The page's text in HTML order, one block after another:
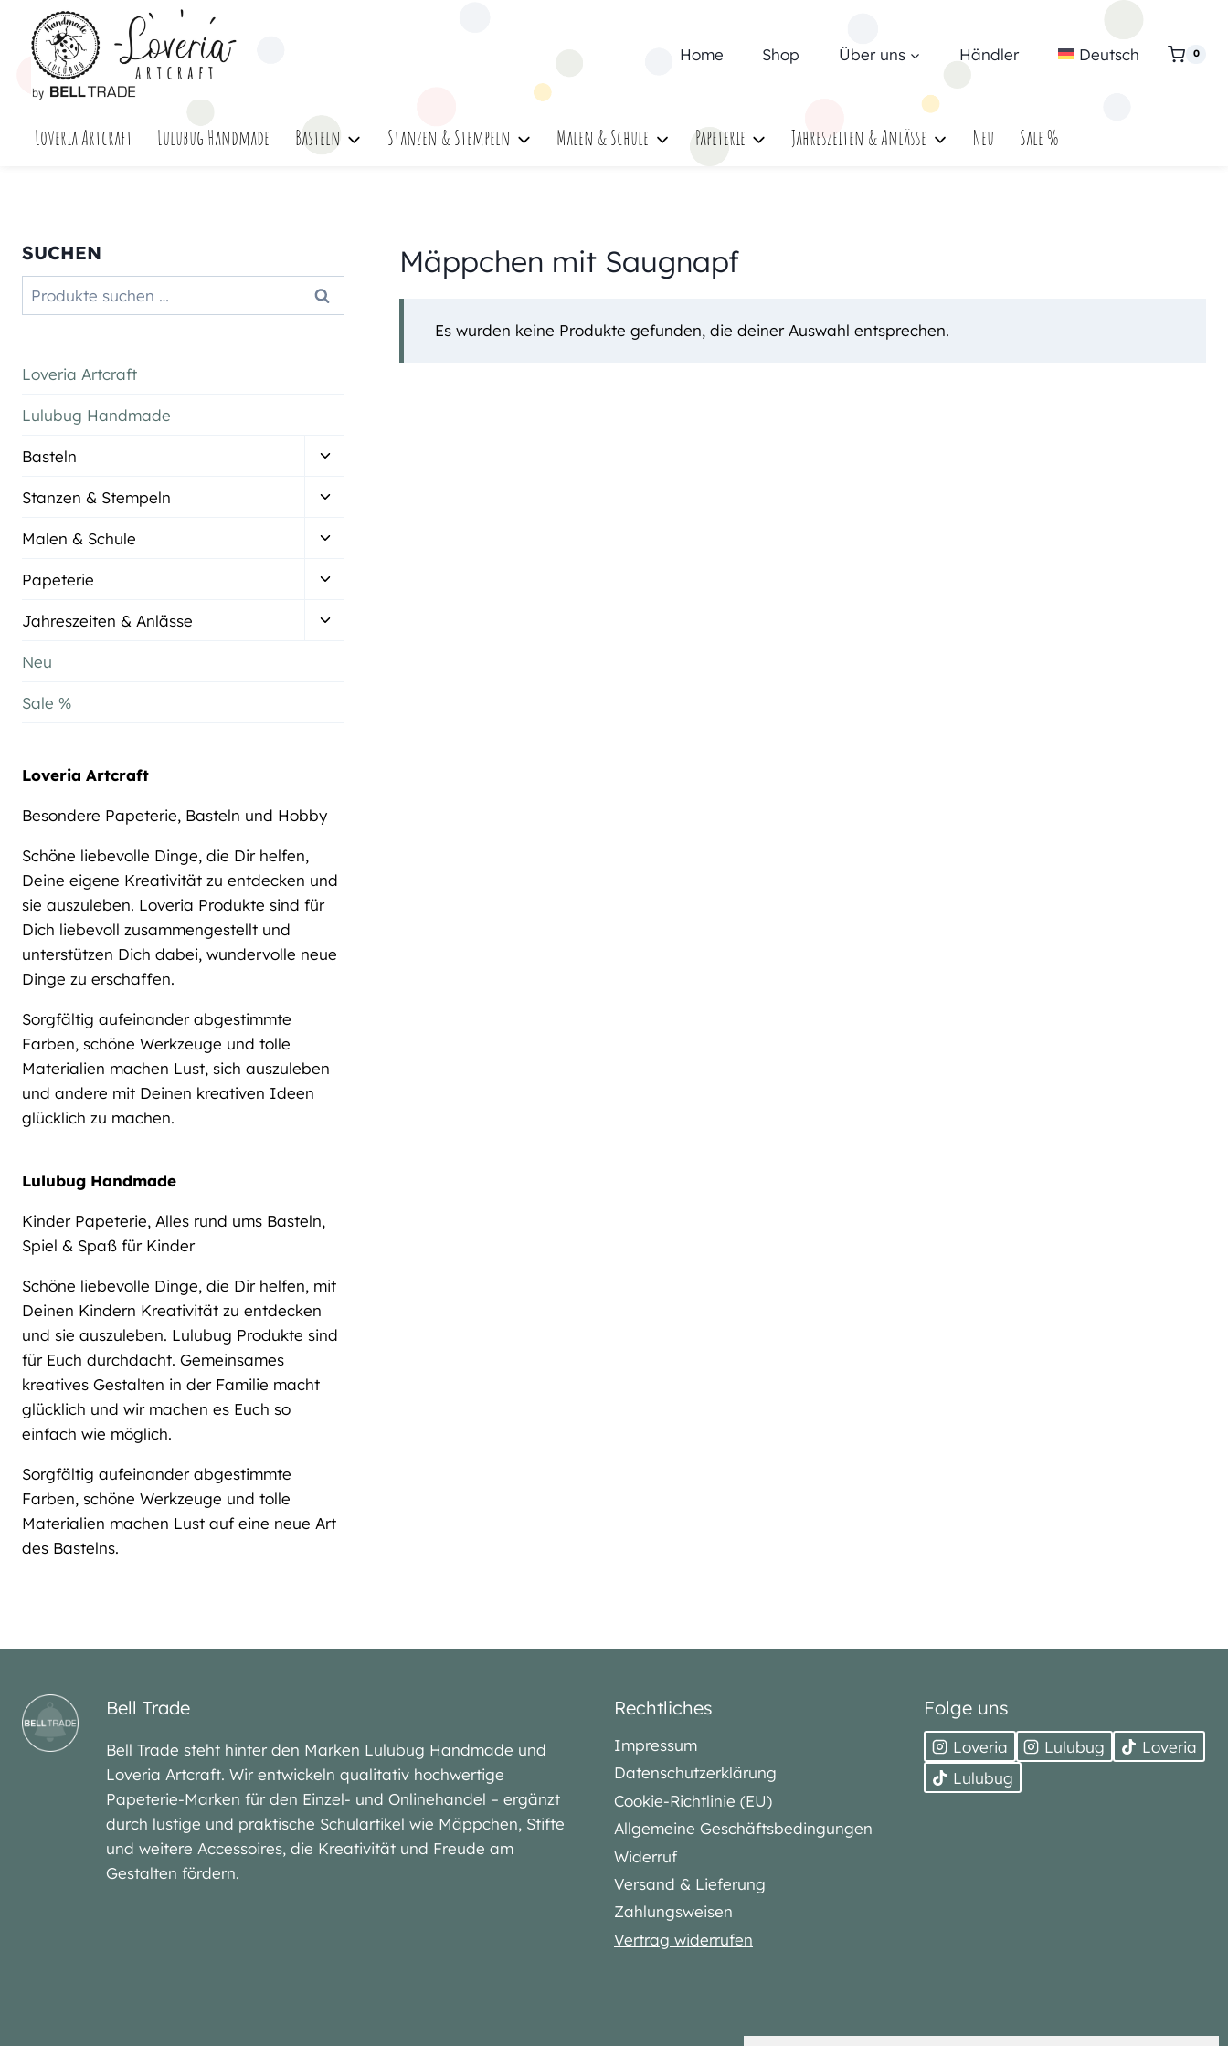
Inhalt
springen
Home Shop Über uns Händler Deutsch 0
Loveria Artcraft Lulubug Handmade Basteln Stanzen & Stempeln Malen & Schule Papeterie Jahreszeiten & Anlässe Neu Sale %
Mäppchen mit Saugnapf
Es wurden keine Produkte gefunden, die deiner Auswahl entsprechen.
SUCHEN
Suchen
nach:
Suchen
Loveria Artcraft
Lulubug Handmade
Basteln
Untermenü
Stanzen & Stempeln
Untermenü
Malen & Schule
Untermenü
Papeterie
Untermenü
Jahreszeiten & Anlässe
Untermenü
Neu
Sale %
Loveria Artcraft
Besondere Papeterie, Basteln und Hobby
Schöne liebevolle Dinge, die Dir helfen,
Deine eigene Kreativität zu entdecken und
sie auszuleben. Loveria Produkte sind für
Dich liebevoll zusammengestellt und
unterstützen Dich dabei, wundervolle neue
Dinge zu erschaffen.
Sorgfältig aufeinander abgestimmte
Farben, schöne Werkzeuge und tolle
Materialien machen Lust, sich auszuleben
und andere mit Deinen kreativen Ideen
glücklich zu machen.
Lulubug Handmade
Kinder Papeterie, Alles rund ums Basteln,
Spiel & Spaß für Kinder
Schöne liebevolle Dinge, die Dir helfen, mit
Deinen Kindern Kreativität zu entdecken
und sie auszuleben. Lulubug Produkte sind
für Euch durchdacht. Gemeinsames
kreatives Gestalten in der Familie macht
glücklich und wir machen es Euch so
einfach wie möglich.
Sorgfältig aufeinander abgestimmte
Farben, schöne Werkzeuge und tolle
Materialien machen Lust auf eine neue Art
des Bastelns.
Bell Trade
Bell Trade steht hinter den Marken Lulubug Handmade und
Loveria Artcraft. Wir entwickeln qualitativ hochwertige
Papeterie-Marken für den Einzel- und Onlinehandel – ergänzt
durch lustige und praktische Schulartikel wie Mäppchen, Stifte
und weitere Accessoires, die Kreativität und Freude am
Gestalten fördern.
Rechtliches
Impressum
Datenschutzerklärung
Cookie-Richtlinie (EU)
Allgemeine Geschäftsbedingungen
Widerruf
Versand & Lieferung
Zahlungsweisen
Vertrag widerrufen
Folge uns
Loveria Lulubug
Loveria
Lulubug